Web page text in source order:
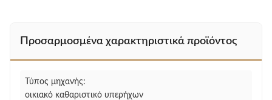
Προσαρμοσμένα χαρακτηριστικά προϊόντος
Τύπος μηχανής:
οικιακό καθαριστικό υπερήχων